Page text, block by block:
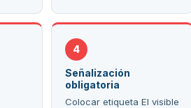
4
Señalización
obligatoria
Colocar etiqueta EI visible